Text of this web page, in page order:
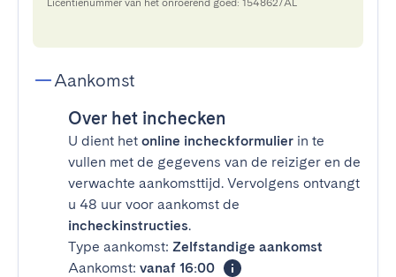
Licentienummer van het onroerend goed: 154862/AL
Aankomst
Over het inchecken
U dient het online incheckformulier in te
vullen met de gegevens van de reiziger en de
verwachte aankomsttijd. Vervolgens ontvangt
u 48 uur voor aankomst de
incheckinstructies.
Type aankomst: Zelfstandige aankomst
Aankomst: vanaf 16:00